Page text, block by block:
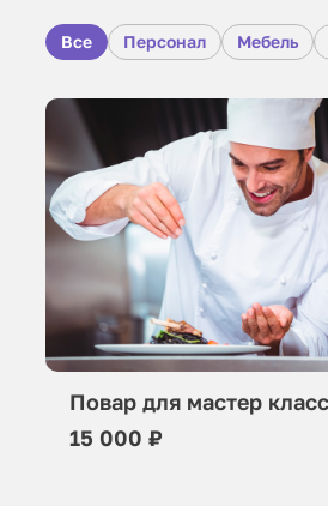
Все Персонал Мебель
Повар для мастер
15 000 ₽